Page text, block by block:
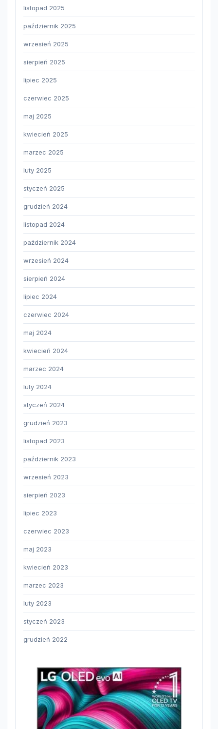
listopad 2025
październik 2025
wrzesień 2025
sierpień 2025
lipiec 2025
czerwiec 2025
maj 2025
kwiecień 2025
marzec 2025
luty 2025
styczeń 2025
grudzień 2024
listopad 2024
październik 2024
wrzesień 2024
sierpień 2024
lipiec 2024
czerwiec 2024
maj 2024
kwiecień 2024
marzec 2024
luty 2024
styczeń 2024
grudzień 2023
listopad 2023
październik 2023
wrzesień 2023
sierpień 2023
lipiec 2023
czerwiec 2023
maj 2023
kwiecień 2023
marzec 2023
luty 2023
styczeń 2023
grudzień 2022